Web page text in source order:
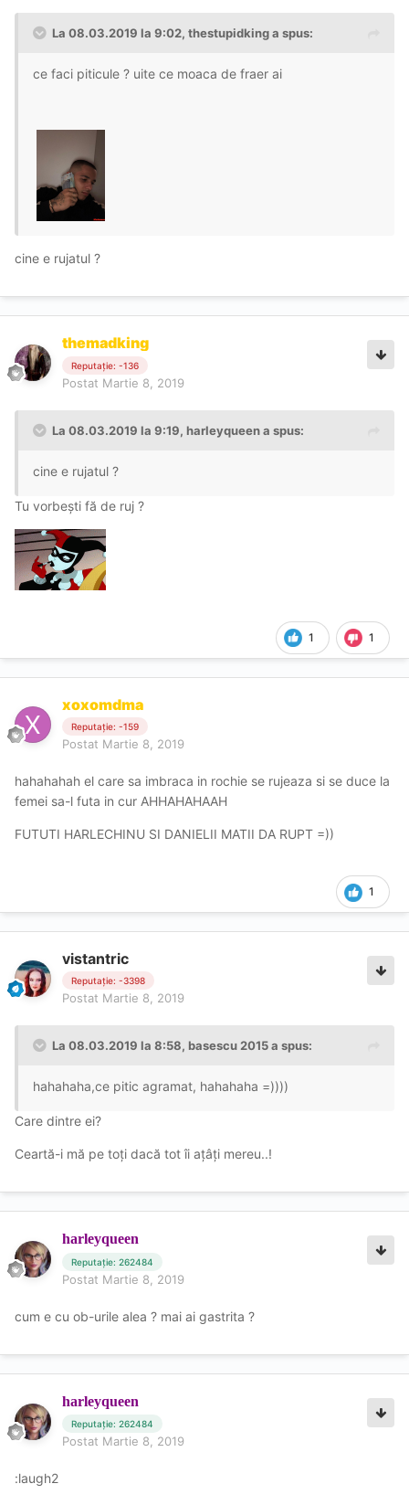
La 08.03.2019 la 9:02, thestupidking a spus:
ce faci piticule ? uite ce moaca de fraer ai
cine e rujatul ?
themadking
Reputație: -136
Postat Martie 8, 2019
La 08.03.2019 la 9:19, harleyqueen a spus:
cine e rujatul ?
Tu vorbeşti fă de ruj ?
1 1
xoxomdma
Reputație: -159
Postat Martie 8, 2019
hahahahah el care sa imbraca in rochie se rujeaza si se duce la
femei sa-l futa in cur AHHAHAHAAH
FUTUTI HARLECHINU SI DANIELII MATII DA RUPT =))
1
vistantric
Reputație: -3398
Postat Martie 8, 2019
La 08.03.2019 la 8:58, basescu 2015 a spus:
hahahaha,ce pitic agramat, hahahaha =))))
Care dintre ei?
Ceartă-i mă pe toți dacă tot îi ațâți mereu..!
harleyqueen
Reputație: 262484
Postat Martie 8, 2019
cum e cu ob-urile alea ? mai ai gastrita ?
harleyqueen
Reputație: 262484
Postat Martie 8, 2019
:laugh2